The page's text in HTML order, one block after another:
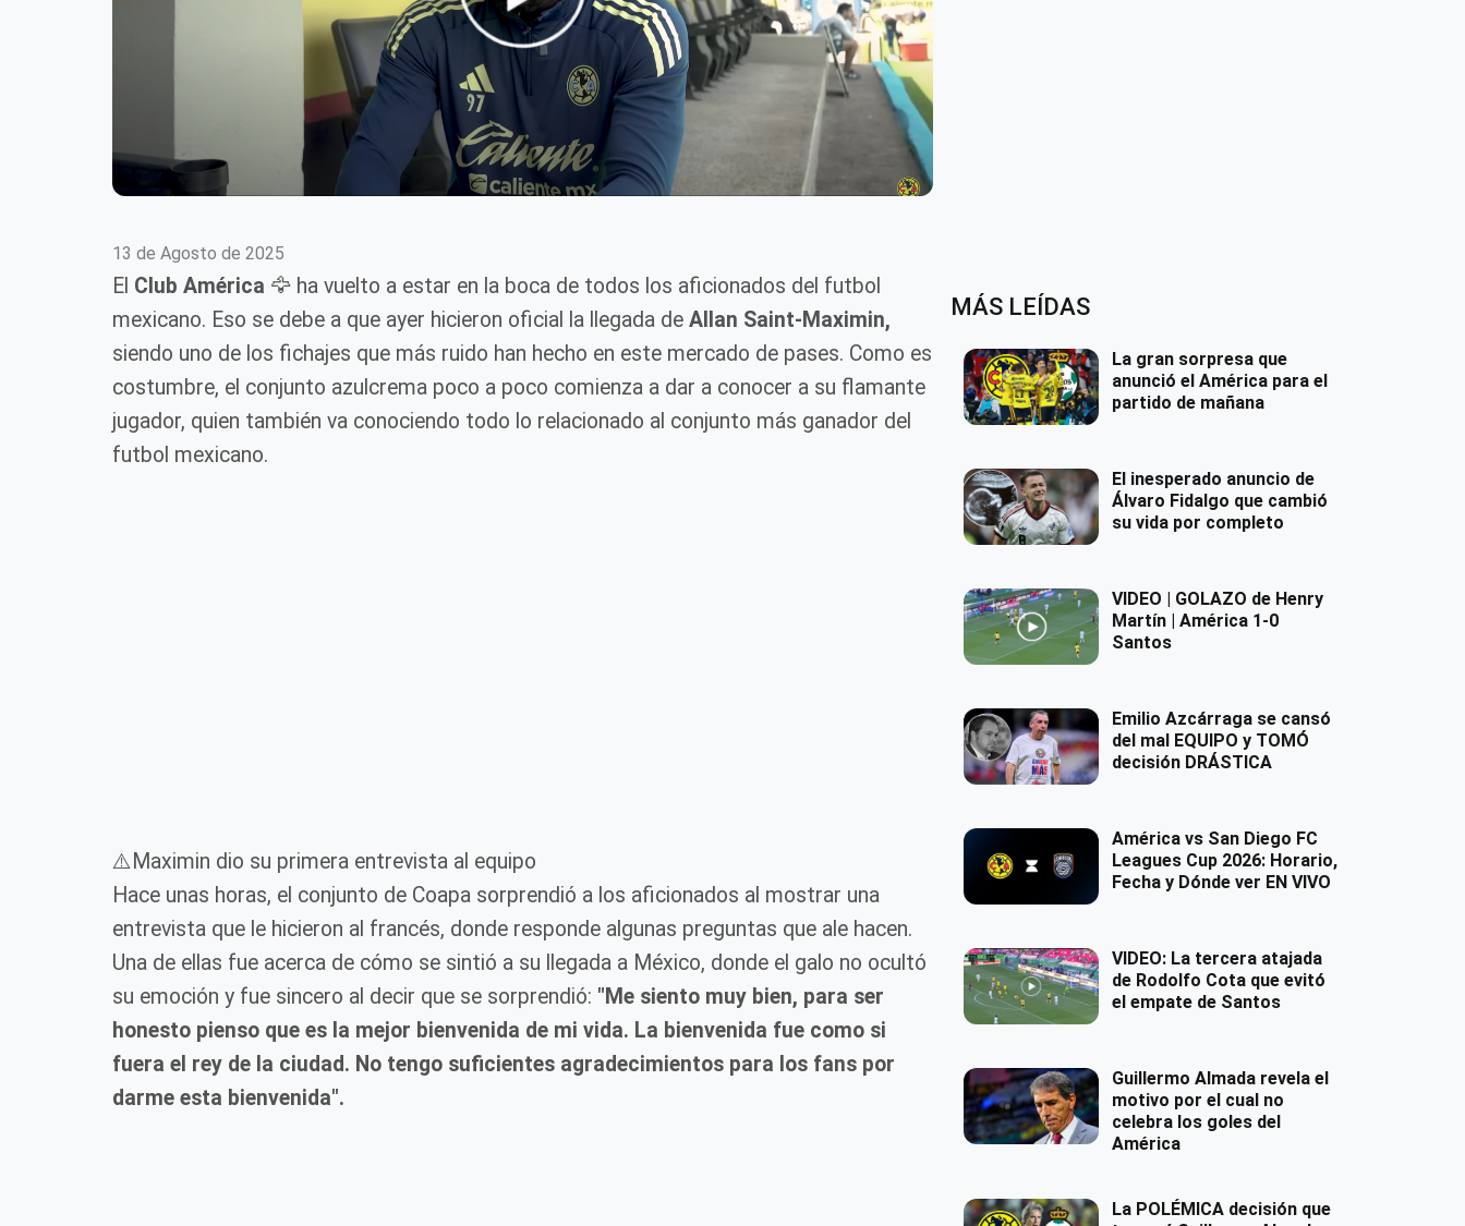
13 de Agosto de 2025
El Club América 🦅 ha vuelto a estar en la boca de todos los aficionados del futbol
mexicano. Eso se debe a que ayer hicieron oficial la llegada de Allan Saint-Maximin,
siendo uno de los fichajes que más ruido han hecho en este mercado de pases. Como es
costumbre, el conjunto azulcrema poco a poco comienza a dar a conocer a su flamante
jugador, quien también va conociendo todo lo relacionado al conjunto más ganador del
futbol mexicano.
⚠️Maximin dio su primera entrevista al equipo
Hace unas horas, el conjunto de Coapa sorprendió a los aficionados al mostrar una
entrevista que le hicieron al francés, donde responde algunas preguntas que ale hacen.
Una de ellas fue acerca de cómo se sintió a su llegada a México, donde el galo no ocultó
su emoción y fue sincero al decir que se sorprendió: "Me siento muy bien, para ser
honesto pienso que es la mejor bienvenida de mi vida. La bienvenida fue como si
fuera el rey de la ciudad. No tengo suficientes agradecimientos para los fans por
darme esta bienvenida".
MÁS LEÍDAS
La gran sorpresa que
anunció el América para el
partido de mañana
El inesperado anuncio de
Álvaro Fidalgo que cambió
su vida por completo
VIDEO | GOLAZO de Henry
Martín | América 1-0
Santos
Emilio Azcárraga se cansó
del mal EQUIPO y TOMÓ
decisión DRÁSTICA
América vs San Diego FC
Leagues Cup 2026: Horario,
Fecha y Dónde ver EN VIVO
VIDEO: La tercera atajada
de Rodolfo Cota que evitó
el empate de Santos
Guillermo Almada revela el
motivo por el cual no
celebra los goles del
América
La POLÉMICA decisión que